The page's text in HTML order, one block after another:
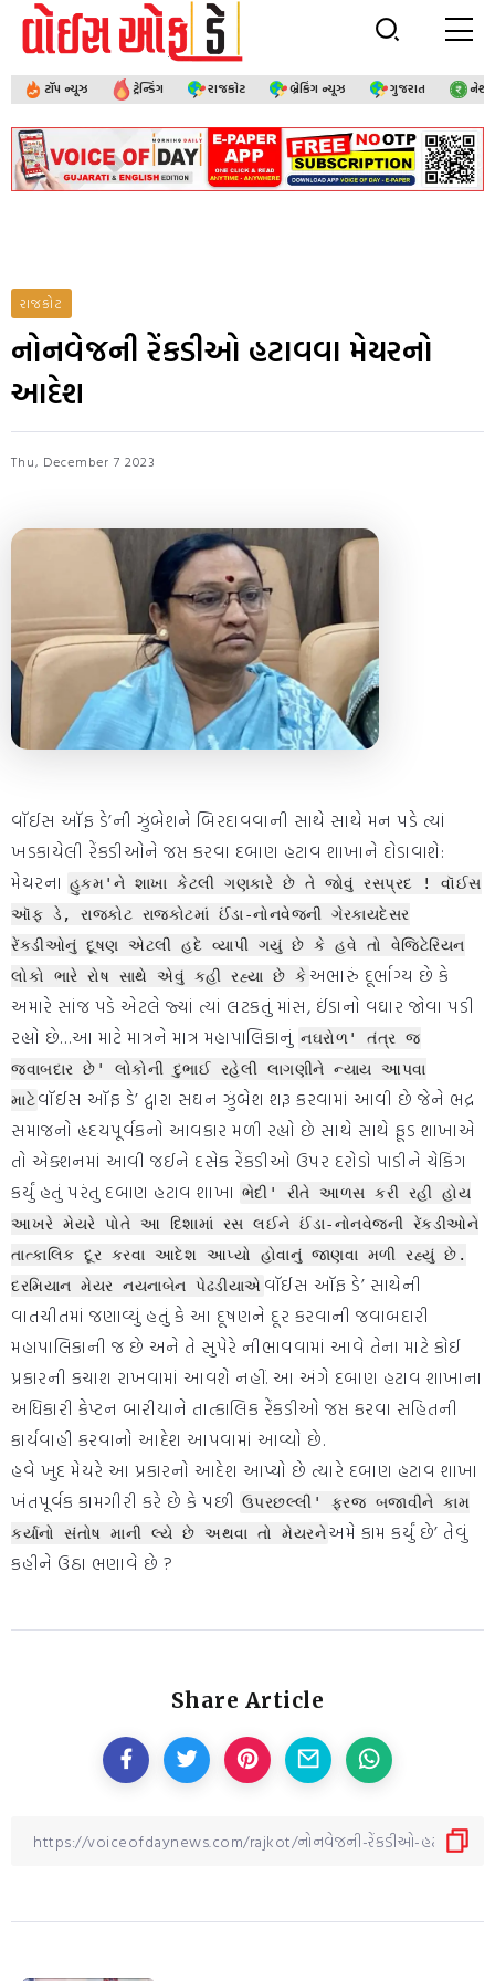
ટૉપ ન્યૂઝ ટ્રેન્ડિંગ રાજકોટ બ્રેકિંગ ન્યૂઝ ગુજરાત
રાજકોટ
નોનવેજની રેંકડીઓ હટાવવા મેયરનો
આદેશ
Thu, December 7 2023
વૉઈસ ઑફ ડે’ની ઝુંબેશને બિરદાવવાની સાથે સાથે મન પડે ત્યાં
ખડકાયેલી રેંકડીઓને જપ્ત કરવા દબાણ હટાવ શાખાને દોડાવાશે:
મેયરના હુકમ'ને શાખા કેટલી ગણકારે છે તે જોવું રસપ્રદ ! વૉઈસ
ઑફ ડે, રાજકોટ રાજકોટમાં ઈંડા-નોનવેજની ગેરકાયદેસર
રેંકડીઓનું દૂષણ એટલી હદે વ્યાપી ગયું છે કે હવે તો વેજિટેરિયન
લોકો ભારે રોષ સાથે એવું કહી રહ્યા છે કેઅભારું દૂર્ભાગ્ય છે કે
અમારે સાંજ પડે એટલે જ્યાં ત્યાં લટકતું માંસ, ઈંડાનો વઘાર જોવા પડી
રહ્યો છે…આ માટે માત્રને માત્ર મહાપાલિકાનું નઘરોળ' તંત્ર જ
જવાબદાર છે' લોકોની દુભાઈ રહેલી લાગણીને ન્યાય આપવા
માટેવૉઈસ ઑફ ડે’ દ્વારા સઘન ઝુંબેશ શરૂ કરવામાં આવી છે જેને ભદ્ર
સમાજનો હૃદયપૂર્વકનો આવકાર મળી રહ્યો છે સાથે સાથે ફૂડ શાખાએ
તો એક્શનમાં આવી જઈને દસેક રેંકડીઓ ઉપર દરોડો પાડીને ચેકિંગ
કર્યું હતું પરંતુ દબાણ હટાવ શાખા ભેદી' રીતે આળસ કરી રહી હોય
આખરે મેયરે પોતે આ દિશામાં રસ લઈને ઈંડા-નોનવેજની રેંકડીઓને
તાત્કાલિક દૂર કરવા આદેશ આપ્યો હોવાનું જાણવા મળી રહ્યું છે.
દરમિયાન મેયર નયનાબેન પેઢડીયાએ વૉઈસ ઑફ ડે’ સાથેની
વાતચીતમાં જણાવ્યું હતું કે આ દૂષણને દૂર કરવાની જવાબદારી
મહાપાલિકાની જ છે અને તે સુપેરે નીભાવવામાં આવે તેના માટે કોઈ
પ્રકારની કચાશ રાખવામાં આવશે નહીં. આ અંગે દબાણ હટાવ શાખાના
અધિકારી કેપ્ટન બારીયાને તાત્કાલિક રેંકડીઓ જપ્ત કરવા સહિતની
કાર્યવાહી કરવાનો આદેશ આપવામાં આવ્યો છે.
હવે ખુદ મેયરે આ પ્રકારનો આદેશ આપ્યો છે ત્યારે દબાણ હટાવ શાખા
ખંતપૂર્વક કામગીરી કરે છે કે પછી ઉપરછલ્લી' ફરજ બજાવીને કામ
કર્યાનો સંતોષ માની લ્યે છે અથવા તો મેયરનેઅમે કામ કર્યું છે’ તેવું
કહીને ઉઠા ભણાવે છે ?
Share Article